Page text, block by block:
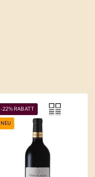
-22% RABATT
NEU